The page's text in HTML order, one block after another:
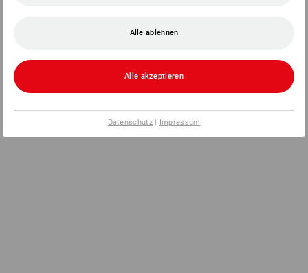
Alle ablehnen
Alle akzeptieren
Datenschutz| Impressum